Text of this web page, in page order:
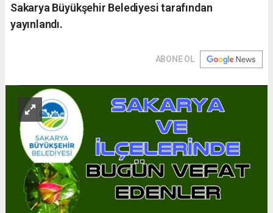
Sakarya Büyükşehir Belediyesi tarafından
yayınlandı.
ABONE OL